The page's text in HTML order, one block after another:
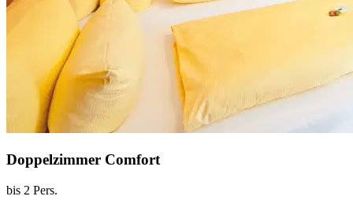
Doppelzimmer Comfort
bis 2 Pers.